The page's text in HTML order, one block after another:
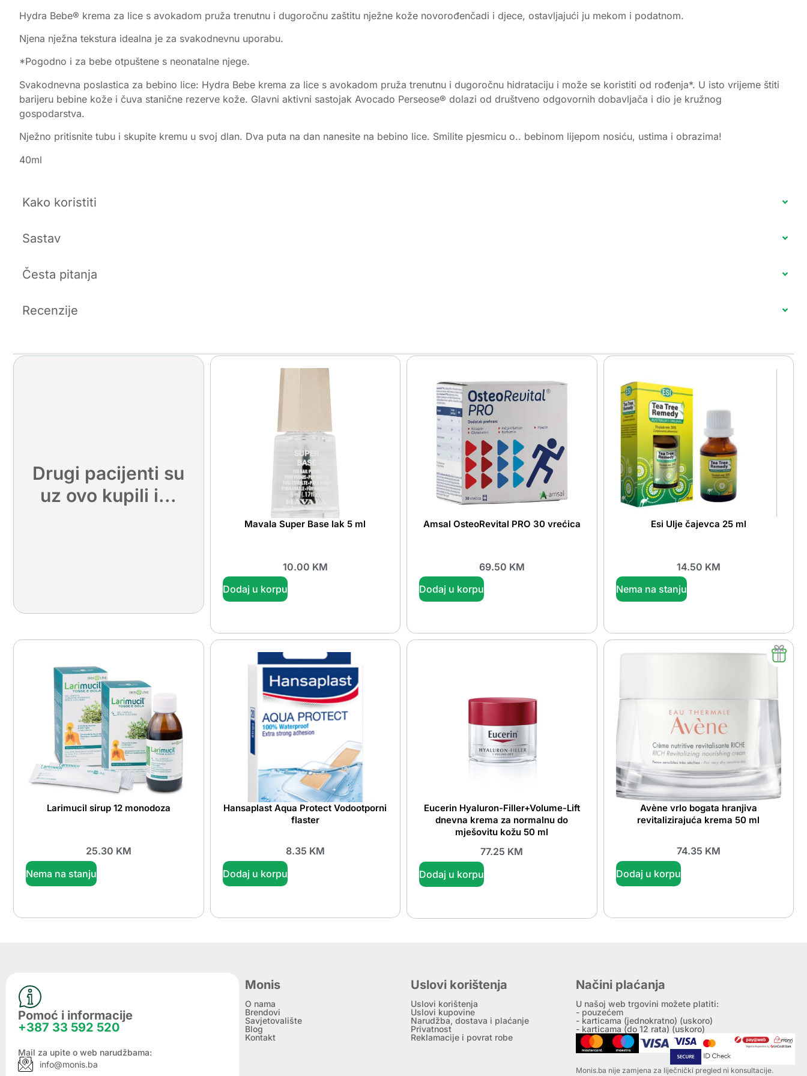
Hydra Bebe® krema za lice s avokadom pruža trenutnu i dugoročnu zaštitu nježne kože novorođenčadi i djece, ostavljajući ju mekom i podatnom.
Njena nježna tekstura idealna je za svakodnevnu uporabu.
*Pogodno i za bebe otpuštene s neonatalne njege.
Svakodnevna poslastica za bebino lice: Hydra Bebe krema za lice s avokadom pruža trenutnu i dugoročnu hidrataciju i može se koristiti od rođenja*. U isto vrijeme štiti
barijeru bebine kože i čuva stanične rezerve kože. Glavni aktivni sastojak Avocado Perseose® dolazi od društveno odgovornih dobavljača i dio je kružnog
gospodarstva.
Nježno pritisnite tubu i skupite kremu u svoj dlan. Dva puta na dan nanesite na bebino lice. Smilite pjesmicu o.. bebinom lijepom nosiću, ustima i obrazima!
40ml
Kako koristiti
Sastav
Česta pitanja
Recenzije
Drugi pacijenti su
uz ovo kupili i...
Mavala Super Base lak 5 ml
10.00 KM
Dodaj u korpu
Amsal OsteoRevital PRO 30 vrećica
69.50 KM
Dodaj u korpu
Esi Ulje čajevca 25 ml
14.50 KM
Nema na stanju
Larimucil sirup 12 monodoza
25.30 KM
Nema na stanju
Hansaplast Aqua Protect Vodootporni
flaster
8.35 KM
Dodaj u korpu
Eucerin Hyaluron-Filler+Volume-Lift
dnevna krema za normalnu do
mješovitu kožu 50 ml
77.25 KM
Dodaj u korpu
Avène vrlo bogata hranjiva
revitalizirajuća krema 50 ml
74.35 KM
Dodaj u korpu
Pomoć i informacije
+387 33 592 520
Mail za upite o web narudžbama:
info@monis.ba
Monis
O nama
Brendovi
Savjetovalište
Blog
Kontakt
Uslovi korištenja
Uslovi korištenja
Uslovi kupovine
Narudžba, dostava i plaćanje
Privatnost
Reklamacije i povrat robe
Načini plaćanja
U našoj web trgovini možete platiti:
- pouzećem
- karticama (jednokratno) (uskoro)
- karticama (do 12 rata) (uskoro)
Monis.ba nije zamjena za liječnički pregled ni konsultacije.